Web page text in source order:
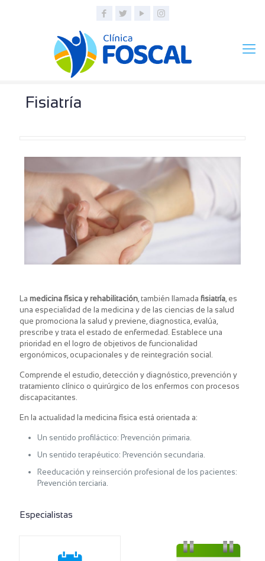
Fisiatría
La medicina física y rehabilitación, también llamada fisiatría,​ es
una especialidad de la medicina y de las ciencias de la salud
que promociona la salud y previene, diagnostica, evalúa,
prescribe y trata el estado de enfermedad. Establece una
prioridad en el logro de objetivos de funcionalidad
ergonómicos, ocupacionales y de reintegración social.
Comprende el estudio, detección y diagnóstico, prevención y
tratamiento clínico o quirúrgico de los enfermos con procesos
discapacitantes.
En la actualidad la medicina física está orientada a:
Un sentido profiláctico: Prevención primaria.
Un sentido terapéutico: Prevención secundaria.
Reeducación y reinserción profesional de los pacientes:
Prevención terciaria.
Especialistas